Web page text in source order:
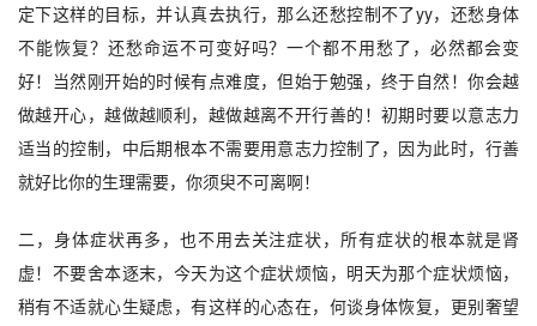
定下这样的目标，并认真去执行，那么还愁控制不了yy，还愁身体
不能恢复？还愁命运不可变好吗？一个都不用愁了，必然都会变
好！当然刚开始的时候有点难度，但始于勉强，终于自然！你会越
做越开心，越做越顺利，越做越离不开行善的！初期时要以意志力
适当的控制，中后期根本不需要用意志力控制了，因为此时，行善
就好比你的生理需要，你须臾不可离啊！
二，身体症状再多，也不用去关注症状，所有症状的根本就是肾
虚！不要舍本逐末，今天为这个症状烦恼，明天为那个症状烦恼，
稍有不适就心生疑虑，有这样的心态在，何谈身体恢复，更别奢望